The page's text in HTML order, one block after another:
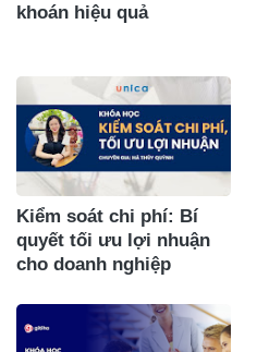
khoán hiệu quả
Kiểm soát chi phí: Bí
quyết tối ưu lợi nhuận
cho doanh nghiệp